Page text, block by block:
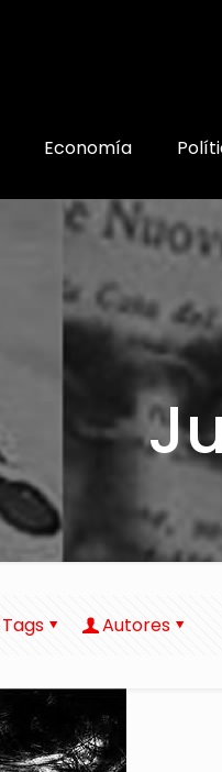
Economía
Tags Autores